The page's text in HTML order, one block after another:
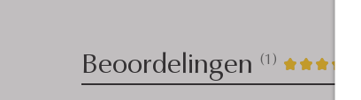
Beoordelingen (1) 1
5